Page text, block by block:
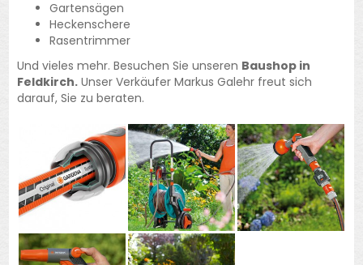
Gartensägen
Heckenschere
Rasentrimmer
Und vieles mehr. Besuchen Sie unseren Baushop in
Feldkirch. Unser Verkäufer Markus Galehr freut sich
darauf, Sie zu beraten.